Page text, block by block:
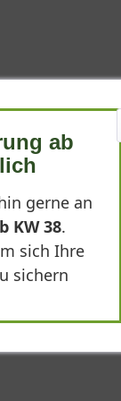
Ihre
Doch
Garten bis in
ab
gerne an
KW 38.
sich Ihre
sichern